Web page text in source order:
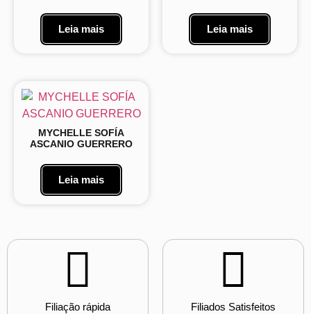
Leia mais Leia mais
MYCHELLE SOFÍA
ASCANIO GUERRERO
Leia mais
Filiação rápida Filiados Satisfeitos